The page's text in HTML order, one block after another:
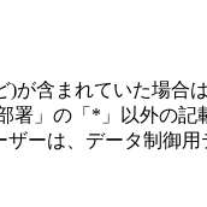
含まれていた場合
」の「*」以外の記
ーは、データ制御